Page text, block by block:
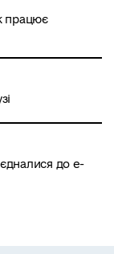
працює
до е-